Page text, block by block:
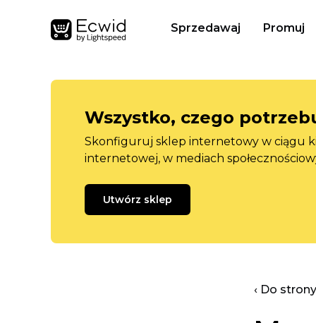
Sprzedawaj Promuj
Wszystko, czego
Skonfiguruj sklep internetowy w ciągu
internetowej, w mediach
Utwórz sklep
‹ Do